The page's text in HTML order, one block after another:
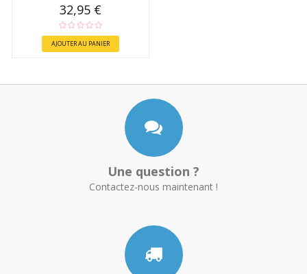
32,95 €
AJOUTER AU PANIER
Une question ?
Contactez-nous maintenant !